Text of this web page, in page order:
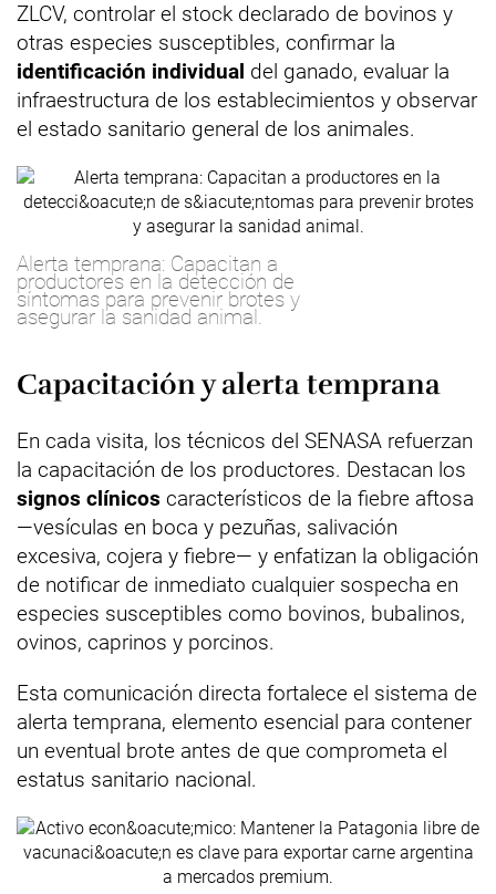
ZLCV, controlar el stock declarado de bovinos y
otras especies susceptibles, confirmar la
identificación individual del ganado, evaluar la
infraestructura de los establecimientos y observar
el estado sanitario general de los animales.
Alerta temprana: Capacitan a
productores en la detección de
síntomas para prevenir brotes y
asegurar la sanidad animal.
Capacitación y alerta temprana
En cada visita, los técnicos del SENASA refuerzan
la capacitación de los productores. Destacan los
signos clínicos característicos de la fiebre aftosa
—vesículas en boca y pezuñas, salivación
excesiva, cojera y fiebre— y enfatizan la obligación
de notificar de inmediato cualquier sospecha en
especies susceptibles como bovinos, bubalinos,
ovinos, caprinos y porcinos.
Esta comunicación directa fortalece el sistema de
alerta temprana, elemento esencial para contener
un eventual brote antes de que comprometa el
estatus sanitario nacional.